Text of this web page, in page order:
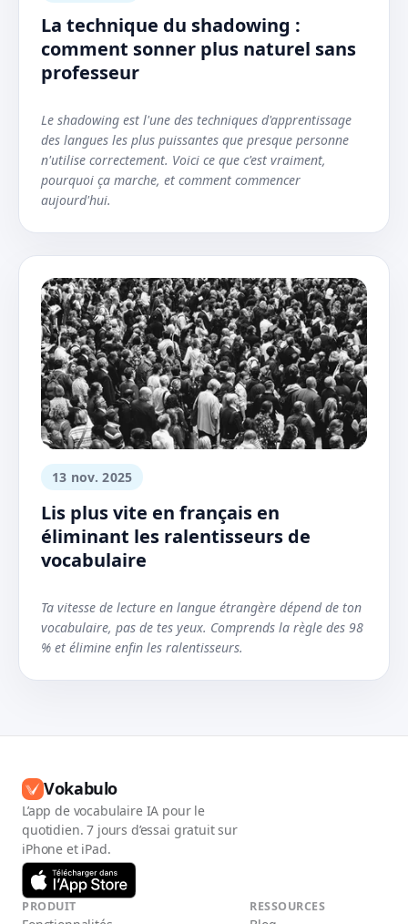
La technique du shadowing :
comment sonner plus naturel sans
professeur
Le shadowing est l'une des techniques d'apprentissage
des langues les plus puissantes que presque personne
n'utilise correctement. Voici ce que c'est vraiment,
pourquoi ça marche, et comment commencer
aujourd'hui.
13 nov. 2025
Lis plus vite en français en
éliminant les ralentisseurs de
vocabulaire
Ta vitesse de lecture en langue étrangère dépend de ton
vocabulaire, pas de tes yeux. Comprends la règle des 98
% et élimine enfin les ralentisseurs.
Vokabulo
L’app de vocabulaire IA pour le
quotidien. 7 jours d’essai gratuit sur
iPhone et iPad.
PRODUIT RESSOURCES